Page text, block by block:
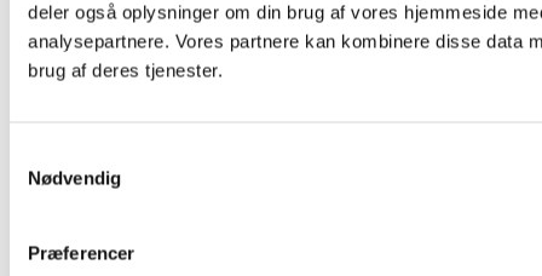
deler også oplysninger om din brug af vores hjemmeside
analysepartnere. Vores partnere kan kombinere disse data
brug af deres tjenester.
Nødvendig
Præferencer